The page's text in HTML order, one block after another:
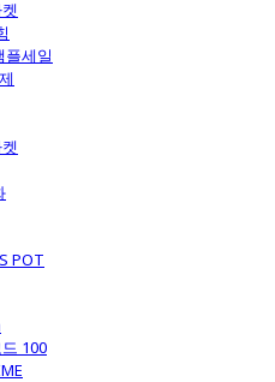
플세일
POT
100